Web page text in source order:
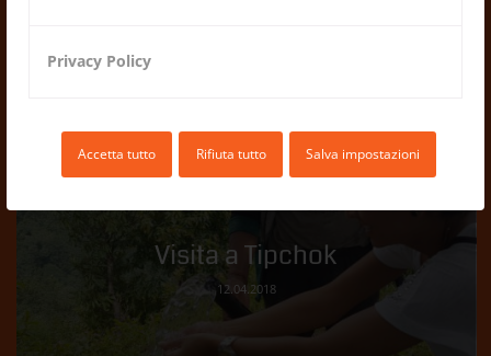
Privacy Policy
Accetta tutto Rifiuta tutto Salva impostazioni
Visita a Tipchok
12.04.2018